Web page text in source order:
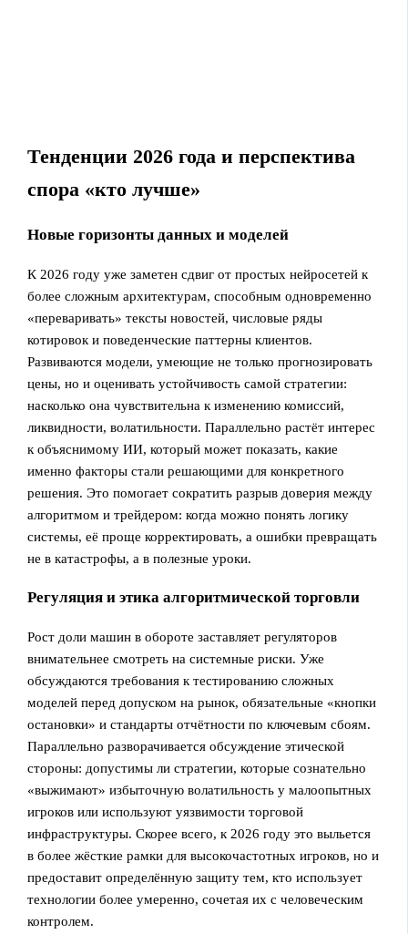
Тенденции 2026 года и перспектива
спора «кто лучше»
Новые горизонты данных и моделей
К 2026 году уже заметен сдвиг от простых нейросетей к
более сложным архитектурам, способным одновременно
«переваривать» тексты новостей, числовые ряды
котировок и поведенческие паттерны клиентов.
Развиваются модели, умеющие не только прогнозировать
цены, но и оценивать устойчивость самой стратегии:
насколько она чувствительна к изменению комиссий,
ликвидности, волатильности. Параллельно растёт интерес
к объяснимому ИИ, который может показать, какие
именно факторы стали решающими для конкретного
решения. Это помогает сократить разрыв доверия между
алгоритмом и трейдером: когда можно понять логику
системы, её проще корректировать, а ошибки превращать
не в катастрофы, а в полезные уроки.
Регуляция и этика алгоритмической торговли
Рост доли машин в обороте заставляет регуляторов
внимательнее смотреть на системные риски. Уже
обсуждаются требования к тестированию сложных
моделей перед допуском на рынок, обязательные «кнопки
остановки» и стандарты отчётности по ключевым сбоям.
Параллельно разворачивается обсуждение этической
стороны: допустимы ли стратегии, которые сознательно
«выжимают» избыточную волатильность у малоопытных
игроков или используют уязвимости торговой
инфраструктуры. Скорее всего, к 2026 году это выльется
в более жёсткие рамки для высокочастотных игроков, но и
предоставит определённую защиту тем, кто использует
технологии более умеренно, сочетая их с человеческим
контролем.